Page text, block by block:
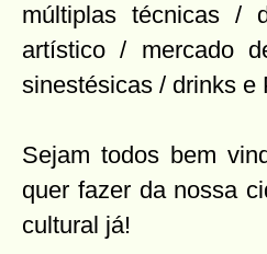
múltiplas técnicas /
artístico / mercado
sinestésicas / drinks e
Sejam todos bem
quer fazer da nossa
cultural já!